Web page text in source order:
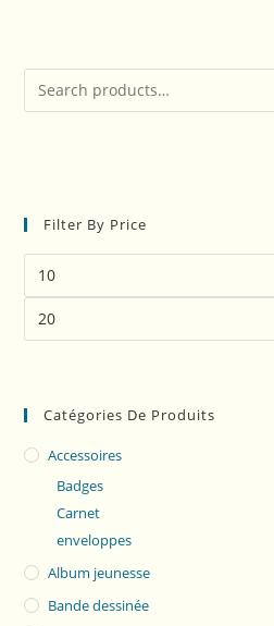
Filter By Price
Catégories De Produits
Accessoires
Badges
Carnet
enveloppes
Album jeunesse
Bande dessinée